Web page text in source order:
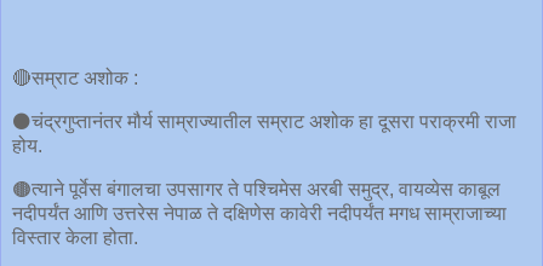
🔴सम्राट अशोक :
⚫️चंद्रगुप्तानंतर मौर्य साम्राज्यातील सम्राट अशोक हा दूसरा पराक्रमी राजा
होय.
🟤त्याने पूर्वेस बंगालचा उपसागर ते पश्चिमेस अरबी समुद्र, वायव्येस काबूल
नदीपर्यंत आणि उत्तरेस नेपाळ ते दक्षिणेस कावेरी नदीपर्यंत मगध साम्राजाच्या
विस्तार केला होता.